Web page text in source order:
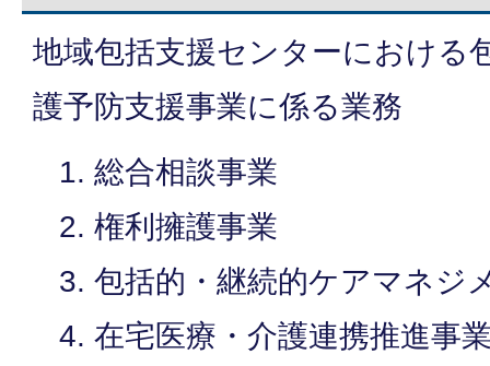
地域包括支援センターにおける
護予防支援事業に係る業務
総合相談事業
権利擁護事業
包括的・継続的ケアマネジ
在宅医療・介護連携推進事